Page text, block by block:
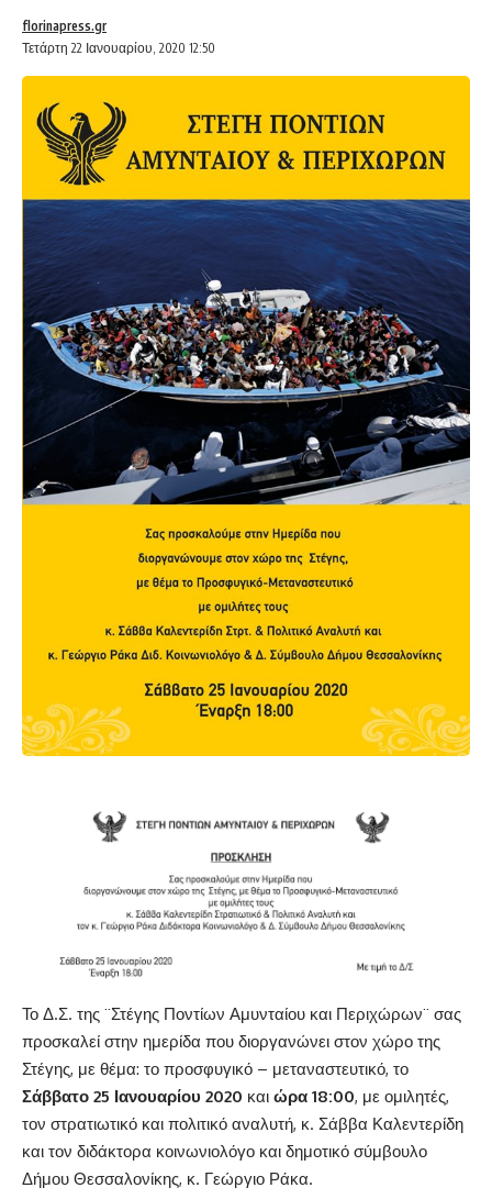
Τετάρτη 22 Ιανουαρίου, 2020 12:50
florinapress.gr
Το Δ.Σ. της ¨Στέγης Ποντίων Αμυνταίου και Περιχώρων¨ σας
προσκαλεί στην ημερίδα που διοργανώνει στον χώρο της
Στέγης, με θέμα: το προσφυγικό – μεταναστευτικό, το
Σάββατο 25 Ιανουαρίου 2020 και ώρα 18:00, με ομιλητές,
τον στρατιωτικό και πολιτικό αναλυτή, κ. Σάββα Καλεντερίδη
και τον διδάκτορα κοινωνιολόγο και δημοτικό σύμβουλο
Δήμου Θεσσαλονίκης, κ. Γεώργιο Ράκα.